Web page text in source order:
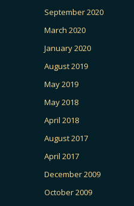
September 2020
March 2020
January 2020
August 2019
May 2019
May 2018
April 2018
August 2017
April 2017
December 2009
October 2009